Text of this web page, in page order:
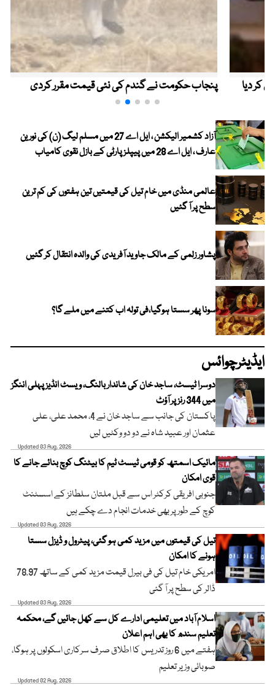
پنجاب حکومت نے گندم کی نئی قیمت مقرر کردی
آزاد کشمیر الیکشن ، ایل اے 27 میں مسلم لیگ (ن) کی نورین
عارف ، ایل اے 28 میں پیپلز پارٹی کے بازل نقوی کامیاب
عالمی منڈی میں خام تیل کی قیمتیں تین ہفتوں کی کم ترین
سطح پر آ گئیں
پشاور زلمی کے مالک جاوید آفریدی کی والدہ انتقال کر گئیں
سونا پھر سستا ہوگیا،فی تولہ اب کتنے میں ملے گا؟
ایڈیٹرچوائس
دوسرا ٹیسٹ، ساجد خان کی شاندار بالنگ، ویسٹ انڈیز پہلی اننگز
میں 344 رنز پر آؤٹ
پاکستان کی جانب سے ساجد خان نے 4، محمد علی، علی
عثمان اور عبید شاہ نے دو دو وکٹیں لیں
Updated 03 Aug, 2026
مائیک اسمتھ کو قومی ٹیسٹ ٹیم کا بیٹنگ کوچ بنائے جانے کا
قوی امکان
جنوبی افریقی کرکٹر اس سے قبل ملتان سلطانز کے اسسٹنٹ
کوچ کے طور پر بھی خدمات انجام دے چکے ہیں
Updated 03 Aug, 2026
تیل کی قیمتوں میں مزید کمی ہو گئی، پیٹرول و ڈیزل سستا
ہونے کا امکان
امریکی خام تیل کی فی بیرل قیمت مزید کمی کے ساتھ 78.97
ڈالر کی سطح پر آ گئی
Updated 03 Aug, 2026
اسلام آباد میں تعلیمی ادارے کل سے کھل جائیں گے، محکمہ
تعلیم سندھ کا بھی اہم اعلان
ہفتے میں 6 روز تدریس کا اطلاق صرف سرکاری اسکولوں پر ہوگا،
صوبائی وزیر تعلیم
Updated 02 Aug, 2026